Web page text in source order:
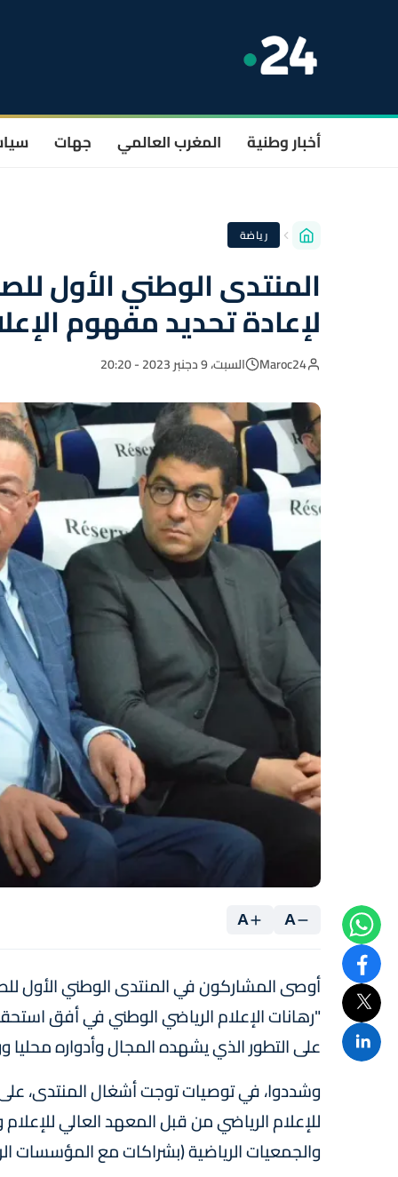
أخبار وطنية المغرب العالمي جهات
رياضة
لإعادة تحديد مفهوم
Maroc24 السبت، 9 دجنبر 2023 - 20:20
A
A
أوصى المشاركون في المنتدى الوطني الأول
على التطور الذي يشهده المجال وأدواره محليا
وشددوا، في توصيات توجت أشغال المنتدى، على
للإعلام الرياضي من قبل المعهد العالي
والجمعيات الرياضية (بشراكات مع المؤسسات